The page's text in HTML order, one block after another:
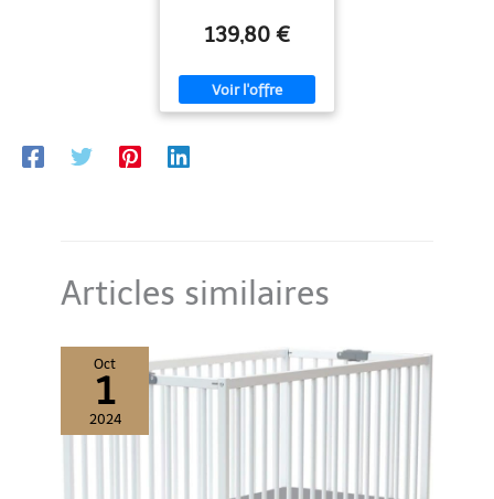
139,80 €
Articles similaires
Oct
1
2024